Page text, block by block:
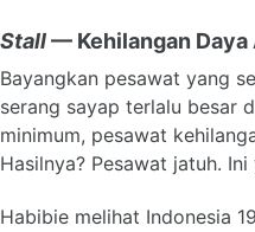
Stall— Kehilangan Daya
Bayangkan pesawat yang
serang sayap terlalu besar
minimum, pesawat
Hasilnya? Pesawat jatuh.
Habibie melihat Indonesia